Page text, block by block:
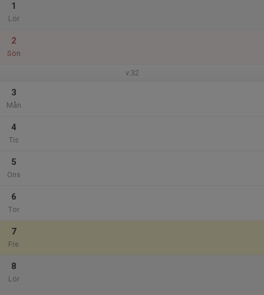
1
Lör
2
Sön
v.32
3
Mån
4
Tis
5
Ons
6
Tor
7
Fre
8
Lör